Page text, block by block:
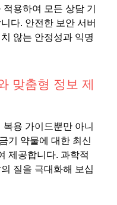
용하여 모든 상담 기
다. 안전한 보안 서버
않는 안정성과 익명
맞춤형 정보 제
용 가이드뿐만 아니
기 약물에 대한 최신
제공합니다. 과학적
질을 극대화해 보십